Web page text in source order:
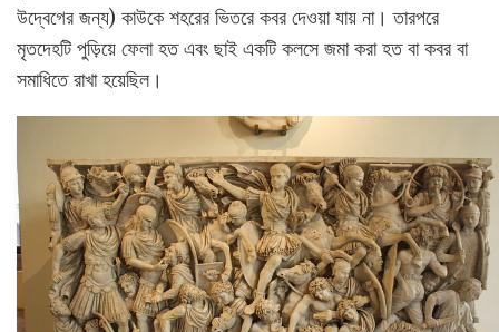
উদ্বেগের জন্য) কাউকে শহরের ভিতরে কবর দেওয়া যায় না। তারপরে
মৃতদেহটি পুড়িয়ে ফেলা হত এবং ছাই একটি কলসে জমা করা হত বা কবর বা
সমাধিতে রাখা হয়েছিল।